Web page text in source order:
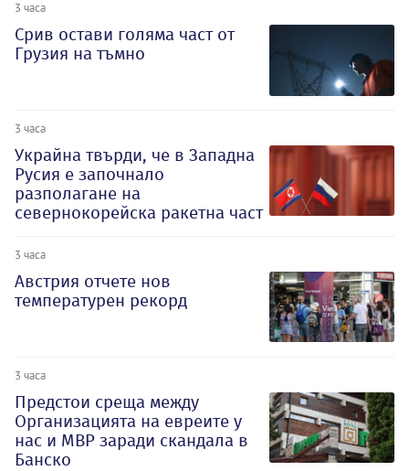
3 часа
Срив остави голяма част от
Грузия на тъмно
3 часа
Украйна твърди, че в Западна
Русия е започнало
разполагане на
севернокорейска ракетна част
3 часа
Австрия отчете нов
температурен рекорд
3 часа
Предстои среща между
Организацията на евреите у
нас и МВР заради скандала в
Банско